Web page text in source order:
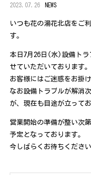
2023.07.26 NEWS
いつも花の湯花北店をご
す。
本日7月26日(水)設備トラ
せていただいております。
お客様にはご迷惑をお掛
なお設備トラブルが解消
が、現在も目途が立ってお
営業開始の準備が整い次
予定となっております。
今しばらくお待ちください